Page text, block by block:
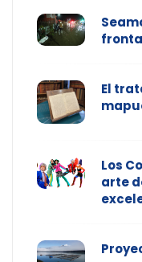
El
Los
arte